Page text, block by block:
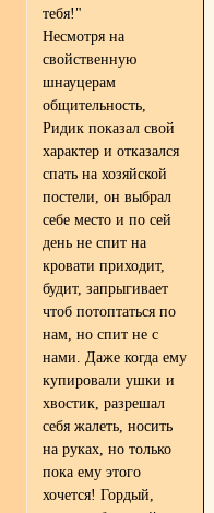
тебя!"
Несмотря на
свойственную
шнауцерам
общительность,
Ридик показал свой
характер и отказался
спать на хозяйской
постели, он выбрал
себе место и по сей
день не спит на
кровати приходит,
будит, запрыгивает
чтоб потоптаться по
нам, но спит не с
нами. Даже когда ему
купировали ушки и
хвостик, разрешал
себя жалеть, носить
на руках, но только
пока ему этого
хочется! Гордый,